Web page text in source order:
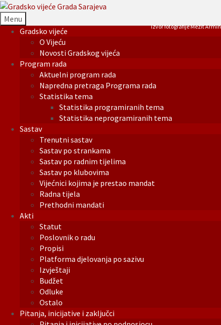
Menu
Gradsko vijeće
O Vijeću
Novosti Gradskog vijeća
Program rada
Aktuelni program rada
Napredna pretraga Programa rada
Statistika tema
Statistika programiranih tema
Statistika neprogramiranih tema
Sastav
Trenutni sastav
Sastav po strankama
Sastav po radnim tijelima
Sastav po klubovima
Vijećnici kojima je prestao mandat
Radna tijela
Prethodni mandati
Akti
Statut
Poslovnik o radu
Propisi
Platforma djelovanja po sazivu
Izvještaji
Budžet
Odluke
Ostalo
Pitanja, inicijative i zaključci
Izvor fotografije Mezit Armin